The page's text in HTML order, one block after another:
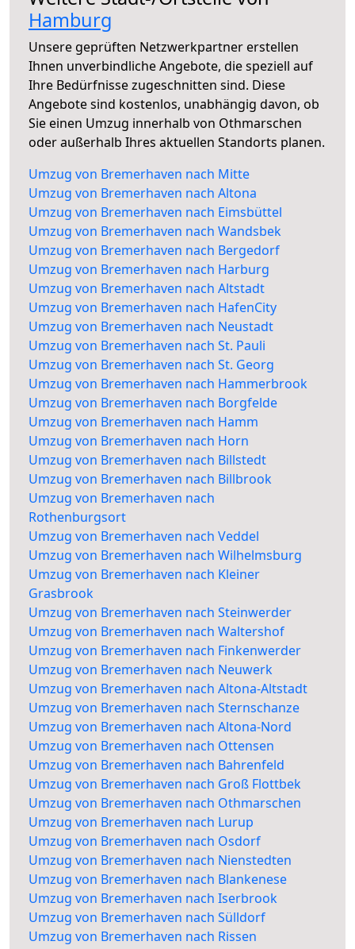
Hamburg
Unsere geprüften Netzwerkpartner erstellen
Ihnen unverbindliche Angebote, die speziell auf
Ihre Bedürfnisse zugeschnitten sind. Diese
Angebote sind kostenlos, unabhängig davon, ob
Sie einen Umzug innerhalb von Othmarschen
oder außerhalb Ihres aktuellen Standorts planen.
Umzug von Bremerhaven nach Mitte
Umzug von Bremerhaven nach Altona
Umzug von Bremerhaven nach Eimsbüttel
Umzug von Bremerhaven nach Wandsbek
Umzug von Bremerhaven nach Bergedorf
Umzug von Bremerhaven nach Harburg
Umzug von Bremerhaven nach Altstadt
Umzug von Bremerhaven nach HafenCity
Umzug von Bremerhaven nach Neustadt
Umzug von Bremerhaven nach St. Pauli
Umzug von Bremerhaven nach St. Georg
Umzug von Bremerhaven nach Hammerbrook
Umzug von Bremerhaven nach Borgfelde
Umzug von Bremerhaven nach Hamm
Umzug von Bremerhaven nach Horn
Umzug von Bremerhaven nach Billstedt
Umzug von Bremerhaven nach Billbrook
Umzug von Bremerhaven nach
Rothenburgsort
Umzug von Bremerhaven nach Veddel
Umzug von Bremerhaven nach Wilhelmsburg
Umzug von Bremerhaven nach Kleiner
Grasbrook
Umzug von Bremerhaven nach Steinwerder
Umzug von Bremerhaven nach Waltershof
Umzug von Bremerhaven nach Finkenwerder
Umzug von Bremerhaven nach Neuwerk
Umzug von Bremerhaven nach Altona-Altstadt
Umzug von Bremerhaven nach Sternschanze
Umzug von Bremerhaven nach Altona-Nord
Umzug von Bremerhaven nach Ottensen
Umzug von Bremerhaven nach Bahrenfeld
Umzug von Bremerhaven nach Groß Flottbek
Umzug von Bremerhaven nach Othmarschen
Umzug von Bremerhaven nach Lurup
Umzug von Bremerhaven nach Osdorf
Umzug von Bremerhaven nach Nienstedten
Umzug von Bremerhaven nach Blankenese
Umzug von Bremerhaven nach Iserbrook
Umzug von Bremerhaven nach Sülldorf
Umzug von Bremerhaven nach Rissen